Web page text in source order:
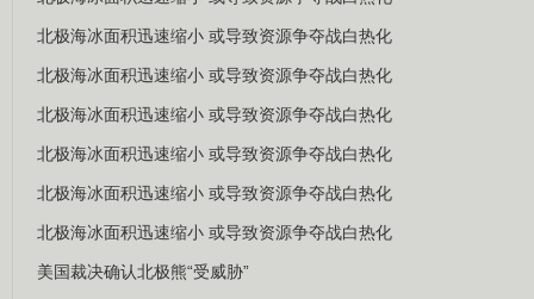
北极海冰面积迅速缩小 或导致资源争夺战白热化
北极海冰面积迅速缩小 或导致资源争夺战白热化
北极海冰面积迅速缩小 或导致资源争夺战白热化
北极海冰面积迅速缩小 或导致资源争夺战白热化
北极海冰面积迅速缩小 或导致资源争夺战白热化
北极海冰面积迅速缩小 或导致资源争夺战白热化
美国裁决确认北极熊“受威胁”